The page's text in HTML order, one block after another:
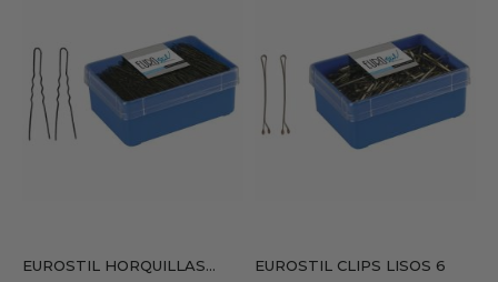
EUROSTIL HORQUILLAS...
EUROSTIL CLIPS LISOS 6